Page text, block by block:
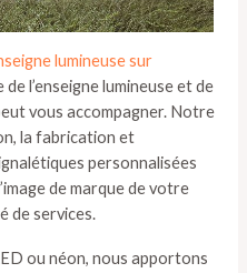
lumineuse sur
l’enseigne lumineuse et de
vous accompagner. Notre
la fabrication et
personnalisées
de marque de votre
de services.
ou néon, nous apportons